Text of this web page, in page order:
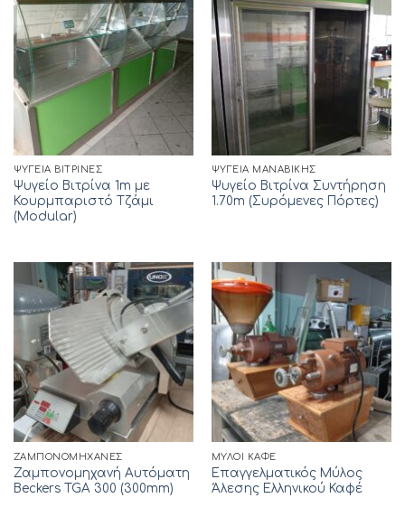
ΨΥΓΕΊΑ ΒΙΤΡΊΝΕΣ
Ψυγείο Βιτρίνα 1m με
Κουρμπαριστό Τζάμι
(Modular)
ΨΥΓΕΊΑ ΜΑΝΑΒΙΚΉΣ
Ψυγείο Βιτρίνα Συντήρηση
1.70m (Συρόμενες Πόρτες)
ΖΑΜΠΟΝΟΜΗΧΑΝΈΣ
Ζαμπονομηχανή Αυτόματη
Beckers TGA 300 (300mm)
ΜΎΛΟΙ ΚΑΦΈ
Επαγγελματικός Μύλος
Άλεσης Ελληνικού Καφέ